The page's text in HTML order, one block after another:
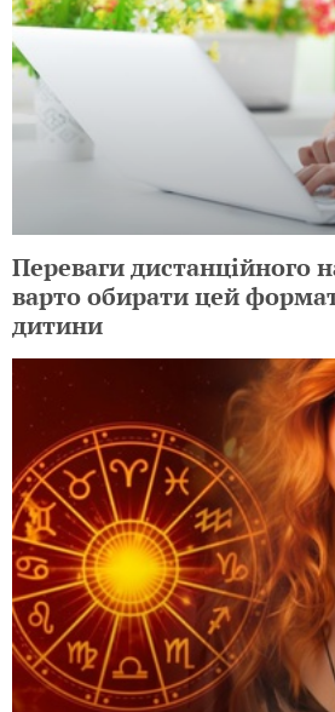
Переваги дистанційного
варто обирати цей
дитини